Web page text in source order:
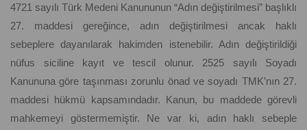
4721 sayılı Türk Medeni Kanununun “Adın değiştirilmesi” başlıklı
27. maddesi gereğince, adın değiştirilmesi ancak haklı
sebeplere dayanılarak hakimden istenebilir. Adın değiştirildiği
nüfus siciline kayıt ve tescil olunur. 2525 sayılı Soyadı
Kanununa göre taşınması zorunlu önad ve soyadı TMK’nın 27.
maddesi hükmü kapsamındadır. Kanun, bu maddede görevli
mahkemeyi göstermemiştir. Ne var ki, adın haklı sebeple